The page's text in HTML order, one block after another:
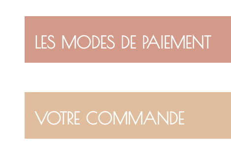
LES MODES DE PAIEMENT
VOTRE COMMANDE